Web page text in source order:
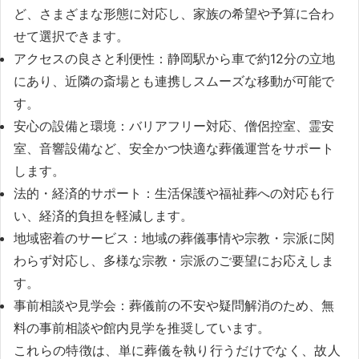
ど、さまざまな形態に対応し、家族の希望や予算に合わ
せて選択できます。
アクセスの良さと利便性：静岡駅から車で約12分の立地
にあり、近隣の斎場とも連携しスムーズな移動が可能で
す。
安心の設備と環境：バリアフリー対応、僧侶控室、霊安
室、音響設備など、安全かつ快適な葬儀運営をサポート
します。
法的・経済的サポート：生活保護や福祉葬への対応も行
い、経済的負担を軽減します。
地域密着のサービス：地域の葬儀事情や宗教・宗派に関
わらず対応し、多様な宗教・宗派のご要望にお応えしま
す。
事前相談や見学会：葬儀前の不安や疑問解消のため、無
料の事前相談や館内見学を推奨しています。
これらの特徴は、単に葬儀を執り行うだけでなく、故人